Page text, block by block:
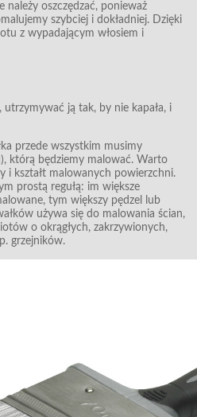
należy oszczędzać, ponieważ
szybciej i dokładniej. Dzięki
z wypadającym włosiem i
ją tak, by nie kapała, i
przede wszystkim musimy
którą będziemy malować. Warto
i kształt malowanych powierzchni.
prostą regułą: im większe
tym większy pędzel lub
używa się do malowania ścian,
o okrągłych, zakrzywionych,
grzejników.